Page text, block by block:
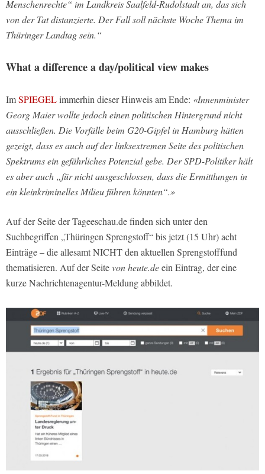
Menschenrechte“ im Landkreis Saalfeld-Rudolstadt an, das sich
von der Tat distanzierte. Der Fall soll nächste Woche Thema im
Thüringer Landtag sein.“
What a difference a day/political view makes
ImSPIEGELimmerhin dieser Hinweis am Ende: «Innenminister
Georg Maier wollte jedoch einen politischen Hintergrund nicht
ausschließen. Die Vorfälle beim G20-Gipfel in Hamburg hätten
gezeigt, dass es auch auf der linksextremen Seite des politischen
Spektrums ein gefährliches Potenzial gebe. Der SPD-Politiker hält
es aber auch „für nicht ausgeschlossen, dass die Ermittlungen in
ein kleinkriminelles Milieuführen könnten“.»
Auf der Seite der Tageeschau.de finden sich unter den
Suchbegriffen „Thüringen Sprengstoff“ bis jetzt (15 Uhr) acht
Einträge – die allesamt NICHT den aktuellen Sprengstofffund
thematisieren. Auf der Seitevon heute.deein Eintrag, der eine
kurze Nachrichtenagentur-Meldung abbildet.